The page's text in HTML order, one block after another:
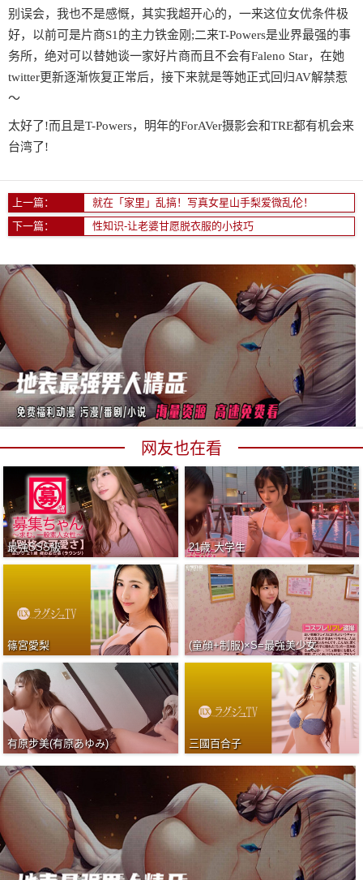
别误会，我也不是感慨，其实我超开心的，一来这位女优条件极
好，以前可是片商S1的主力铁金刚;二来T-Powers是业界最强的事
务所，绝对可以替她谈一家好片商而且不会有Faleno Star，在她
twitter更新逐渐恢复正常后，接下来就是等她正式回归AV解禁惹
〜
太好了!而且是T-Powers，明年的ForAVer摄影会和TRE都有机会来
台湾了!
上一篇：
就在「家里」乱搞！写真女星山手梨爱微乱伦！
下一篇：
性知识-让老婆甘愿脱衣服的小技巧
网友也在看
最強SSS級 21歳 大学生
篠宮愛梨 (童顔+制服)×S=最強美少女
有原步美(有原あゆみ) 三國百合子